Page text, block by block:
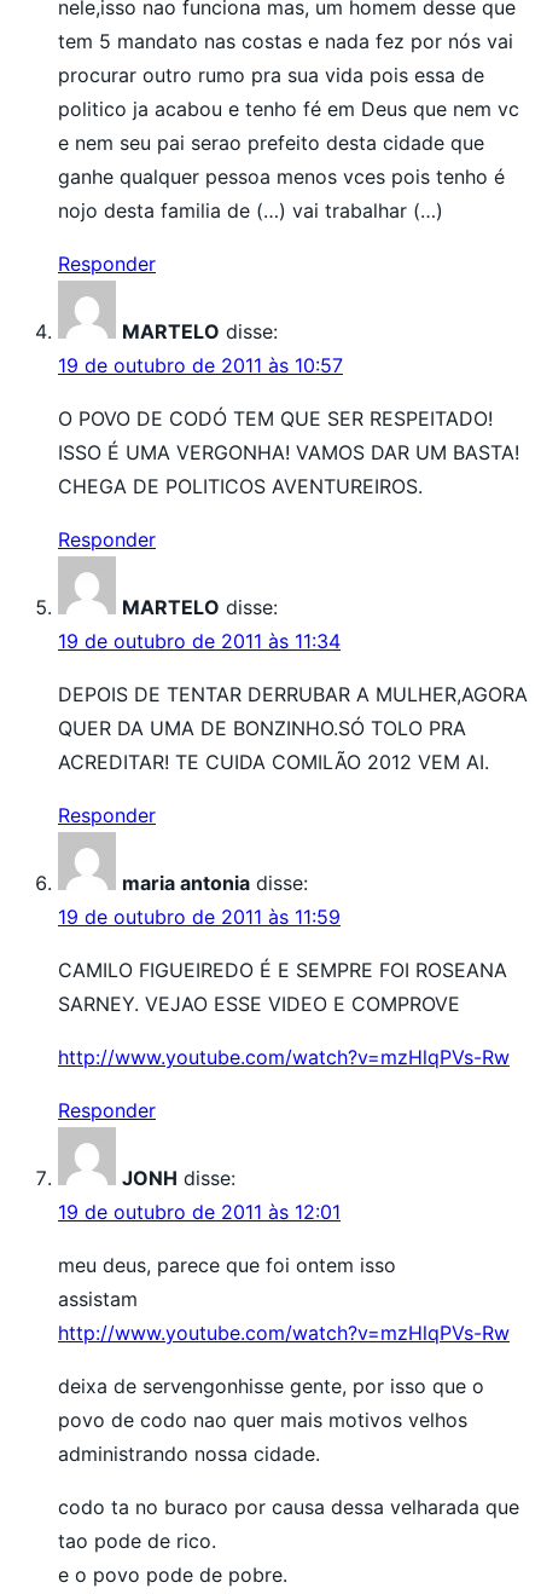
nele,isso nao funciona mas, um homem desse que
tem 5 mandato nas costas e nada fez por nós vai
procurar outro rumo pra sua vida pois essa de
politico ja acabou e tenho fé em Deus que nem vc
e nem seu pai serao prefeito desta cidade que
ganhe qualquer pessoa menos vces pois tenho é
nojo desta familia de (…) vai trabalhar (…)
Responder
MARTELO disse:
19 de outubro de 2011 às 10:57
O POVO DE CODÓ TEM QUE SER RESPEITADO!
ISSO É UMA VERGONHA! VAMOS DAR UM BASTA!
CHEGA DE POLITICOS AVENTUREIROS.
Responder
MARTELO disse:
19 de outubro de 2011 às 11:34
DEPOIS DE TENTAR DERRUBAR A MULHER,AGORA
QUER DA UMA DE BONZINHO.SÓ TOLO PRA
ACREDITAR! TE CUIDA COMILÃO 2012 VEM AI.
Responder
maria antonia disse:
19 de outubro de 2011 às 11:59
CAMILO FIGUEIREDO É E SEMPRE FOI ROSEANA
SARNEY. VEJAO ESSE VIDEO E COMPROVE
http://www.youtube.com/watch?v=mzHlqPVs-Rw
Responder
JONH disse:
19 de outubro de 2011 às 12:01
meu deus, parece que foi ontem isso
assistam
http://www.youtube.com/watch?v=mzHlqPVs-Rw
deixa de servengonhisse gente, por isso que o
povo de codo nao quer mais motivos velhos
administrando nossa cidade.
codo ta no buraco por causa dessa velharada que
tao pode de rico.
e o povo pode de pobre.